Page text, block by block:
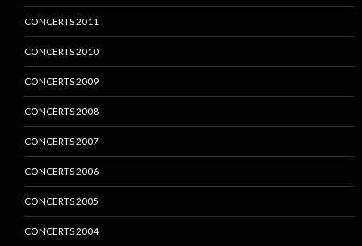
CONCERTS 2011
CONCERTS 2010
CONCERTS 2009
CONCERTS 2008
CONCERTS 2007
CONCERTS 2006
CONCERTS 2005
CONCERTS 2004